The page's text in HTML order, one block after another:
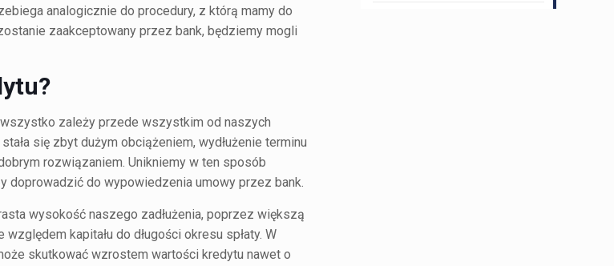
analogicznie do procedury, z którą mamy do
zaakceptowany przez bank, będziemy mogli
zależy przede wszystkim od naszych
się zbyt dużym obciążeniem, wydłużenie terminu
rozwiązaniem. Unikniemy w ten sposób
doprowadzić do wypowiedzenia umowy przez bank.
wysokość naszego zadłużenia, poprzez większą
kapitału do długości okresu spłaty. W
skutkować wzrostem wartości kredytu nawet o